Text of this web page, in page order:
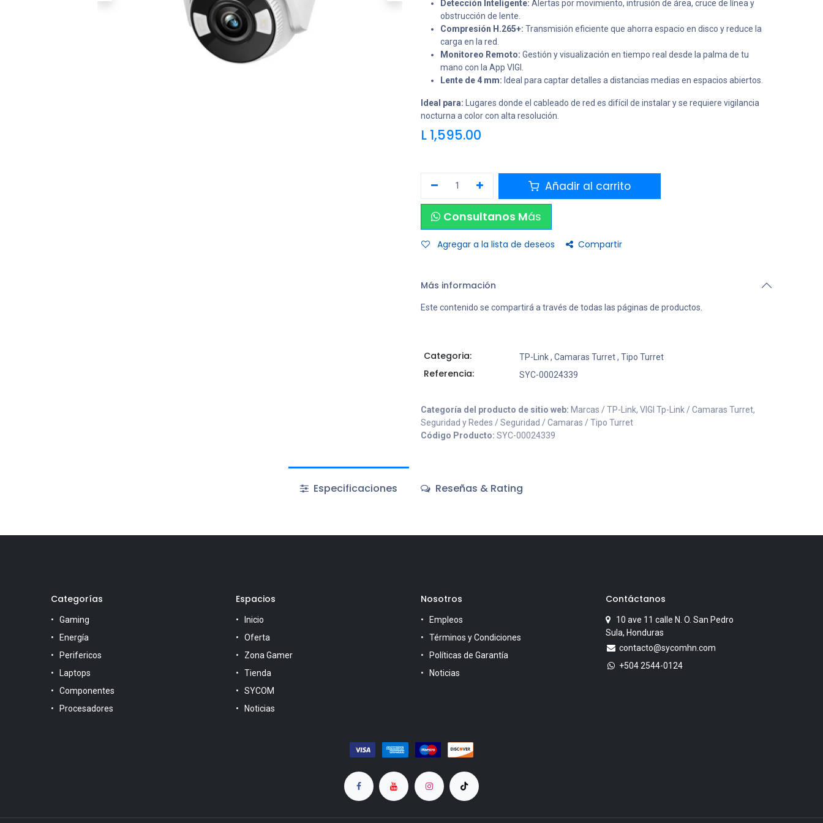
Detección Inteligente: Alertas por movimiento, intrusión de área, cruce de línea y
obstrucción de lente.
Compresión H.265+: Transmisión eficiente que ahorra espacio en disco y reduce la
carga en la red.
Monitoreo Remoto: Gestión y visualización en tiempo real desde la palma de tu
mano con la App VIGI.
Lente de 4 mm: Ideal para captar detalles a distancias medias en espacios abiertos.
Ideal para: Lugares donde el cableado de red es difícil de instalar y se requiere vigilancia
nocturna a color con alta resolución.
L 1,595.00
Añadir al carrito
Consultanos Más
Agregar a la lista de deseos Compartir
Más información
Este contenido se compartirá a través de todas las páginas de productos.
Categoria: TP-Link, Camaras Turret, Tipo Turret
Referencia: SYC-00024339
Categoría del producto de sitio web: Marcas / TP-Link, VIGI Tp-Link / Camaras Turret,
Seguridad y Redes / Seguridad / Camaras / Tipo Turret
Código Producto: SYC-00024339
Especificaciones Reseñas & Rating
Categorías
Gaming
Energía
Perifericos
Laptops
Componentes
Procesadores
Espacios
Inicio
Oferta
Zona Gamer
Tienda
SYCOM
Noticias
Nosotros
Empleos
Términos y Condiciones
Políticas de Garantía
Noticias
Contáctanos
10 ave 11 calle N. O. San Pedro
Sula, Honduras
contacto@sycomhn.com
+504 2544-0124